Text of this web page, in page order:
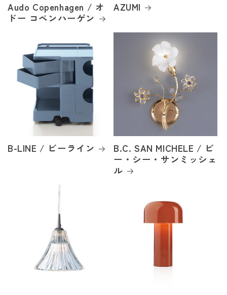
Audo Copenhagen / オ
ドー コペンハーゲン
AZUMI
B-LINE / ビーライン
B.C. SAN MICHELE / ビ
ー・シー・サンミッシェ
ル